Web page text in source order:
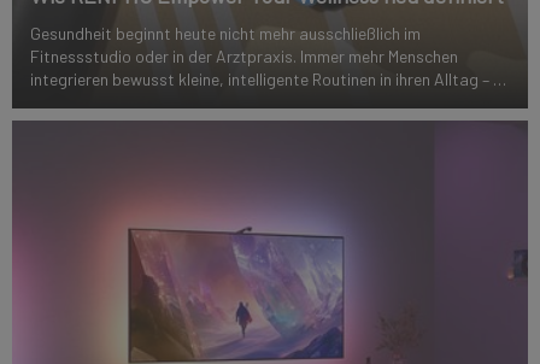
Gesundheit beginnt heute nicht mehr ausschließlich im
Fitnessstudio oder in der Arztpraxis. Immer mehr Menschen
integrieren bewusst kleine, intelligente Routinen in ihren Alltag – zu
RENPHO als Premium-Mark...